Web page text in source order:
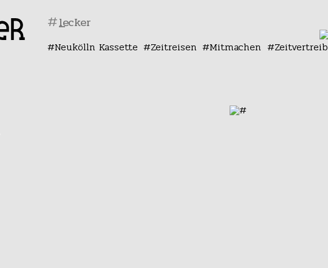
#
Neukölln Kassette Zeitreisen Mitmachen Zeitvertreib